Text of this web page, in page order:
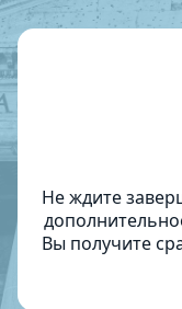
Не ждите
Вы получите